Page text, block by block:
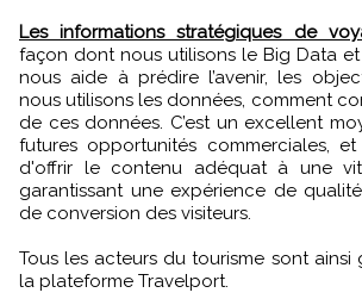
Les informations stratégiques de
façon dont nous utilisons le Big Data
nous aide à prédire l’avenir, les
nous utilisons les données, comment
de ces données. C’est un excellent
futures opportunités commerciales,
d'offrir le contenu adéquat à une
garantissant une expérience de
de conversion des visiteurs.
Tous les acteurs du tourisme sont ainsi
la plateforme Travelport.